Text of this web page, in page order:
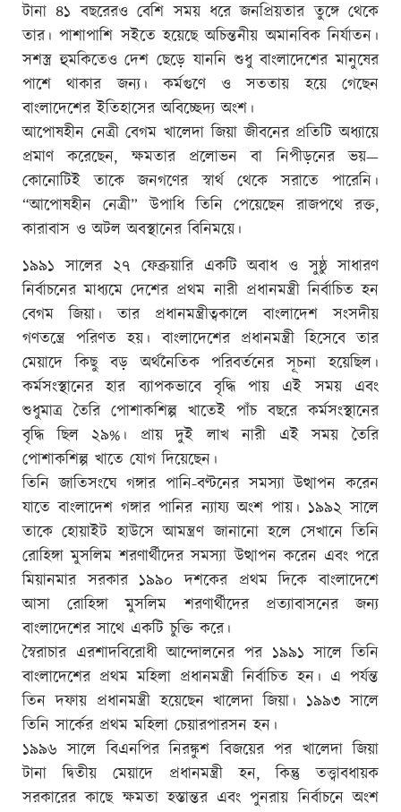
টানা ৪১ বছরেরও বেশি সময় ধরে জনপ্রিয়তার তুঙ্গে থেকে
তার। পাশাপাশি সইতে হয়েছে অচিন্তনীয় অমানবিক নির্যাতন।
সশস্ত্র হুমকিতেও দেশ ছেড়ে যাননি শুধু বাংলাদেশের মানুষের
পাশে থাকার জন্য। কর্মগুণে ও সততায় হয়ে গেছেন
বাংলাদেশের ইতিহাসের অবিচ্ছেদ্য অংশ।
আপোষহীন নেত্রী বেগম খালেদা জিয়া জীবনের প্রতিটি অধ্যায়ে
প্রমাণ করেছেন, ক্ষমতার প্রলোভন বা নিপীড়নের ভয়—
কোনোটিই তাকে জনগণের স্বার্থ থেকে সরাতে পারেনি।
“আপোষহীন নেত্রী” উপাধি তিনি পেয়েছেন রাজপথে রক্ত,
কারাবাস ও অটল অবস্থানের বিনিময়ে।
১৯৯১ সালের ২৭ ফেব্রুয়ারি একটি অবাধ ও সুষ্ঠু সাধারণ
নির্বাচনের মাধ্যমে দেশের প্রথম নারী প্রধানমন্ত্রী নির্বাচিত হন
বেগম জিয়া। তার প্রধানমন্ত্রীত্বকালে বাংলাদেশ সংসদীয়
গণতন্ত্রে পরিণত হয়। বাংলাদেশের প্রধানমন্ত্রী হিসেবে তার
মেয়াদে কিছু বড় অর্থনৈতিক পরিবর্তনের সূচনা হয়েছিল।
কর্মসংস্থানের হার ব্যাপকভাবে বৃদ্ধি পায় এই সময় এবং
শুধুমাত্র তৈরি পোশাকশিল্প খাতেই পাঁচ বছরে কর্মসংস্থানের
বৃদ্ধি ছিল ২৯%। প্রায় দুই লাখ নারী এই সময় তৈরি
পোশাকশিল্প খাতে যোগ দিয়েছেন।
তিনি জাতিসংঘে গঙ্গার পানি-বণ্টনের সমস্যা উত্থাপন করেন
যাতে বাংলাদেশ গঙ্গার পানির ন্যায্য অংশ পায়। ১৯৯২ সালে
তাকে হোয়াইট হাউসে আমন্ত্রণ জানানো হলে সেখানে তিনি
রোহিঙ্গা মুসলিম শরণার্থীদের সমস্যা উত্থাপন করেন এবং পরে
মিয়ানমার সরকার ১৯৯০ দশকের প্রথম দিকে বাংলাদেশে
আসা রোহিঙ্গা মুসলিম শরণার্থীদের প্রত্যাবাসনের জন্য
বাংলাদেশের সাথে একটি চুক্তি করে।
স্বৈরাচার এরশাদবিরোধী আন্দোলনের পর ১৯৯১ সালে তিনি
বাংলাদেশের প্রথম মহিলা প্রধানমন্ত্রী নির্বাচিত হন। এ পর্যন্ত
তিন দফায় প্রধানমন্ত্রী হয়েছেন খালেদা জিয়া। ১৯৯৩ সালে
তিনি সার্কের প্রথম মহিলা চেয়ারপারসন হন।
১৯৯৬ সালে বিএনপির নিরঙ্কুশ বিজয়ের পর খালেদা জিয়া
টানা দ্বিতীয় মেয়াদে প্রধানমন্ত্রী হন, কিন্তু তত্ত্বাবধায়ক
সরকারের কাছে ক্ষমতা হস্তান্তর এবং পুনরায় নির্বাচনে অংশ